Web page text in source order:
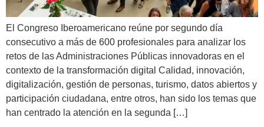
El Congreso Iberoamericano reúne por segundo día
consecutivo a más de 600 profesionales para analizar los
retos de las Administraciones Públicas innovadoras en el
contexto de la transformación digital Calidad, innovación,
digitalización, gestión de personas, turismo, datos abiertos y
participación ciudadana, entre otros, han sido los temas que
han centrado la atención en la segunda […]